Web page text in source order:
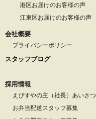
港区お届けのお客様の声
江東区お届けのお客様の声
会社概要
プライバシーポリシー
スタッフブログ
採用情報
えびすやの主（社長）あいさつ
お弁当配送スタッフ募集